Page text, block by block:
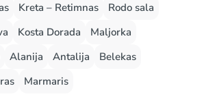
Kreta – Retimnas
Rodo sala
Kosta Dorada
Maljorka
Alanija Antalija
Belekas
Marmaris